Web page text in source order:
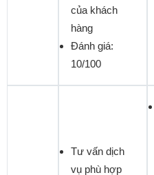
của khách
hàng
Đánh giá:
10/100
Tư vấn dịch
vụ phù hợp